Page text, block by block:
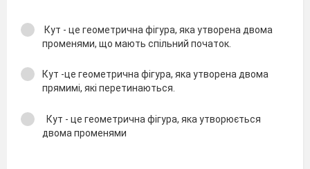
Кут - це геометрична фігура, яка утворена двома
променями, що мають спільний початок.
Кут -це геометрична фігура, яка утворена двома
прямимі, які перетинаються.
Кут - це геометрична фігура, яка утворюється
двома променями